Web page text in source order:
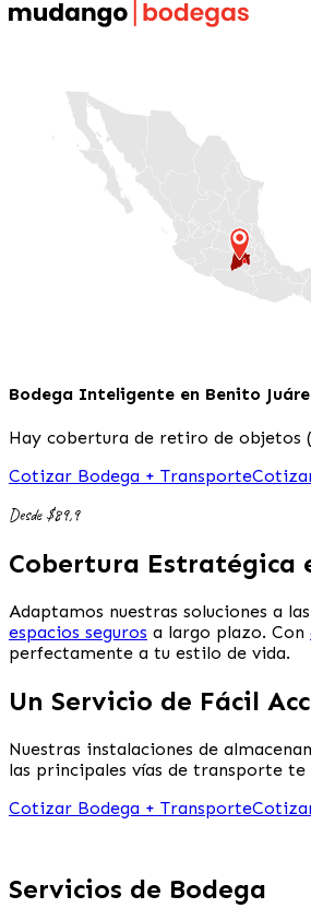
Bodega Inteligente en Benito
Hay cobertura de retiro de objetos
Cotizar Bodega + Transporte
Desde $89,9
Cobertura Estratégica
Adaptamos nuestras soluciones a
espacios seguros a largo plazo. Con
perfectamente a tu estilo de vida.
Un Servicio de Fácil
Nuestras instalaciones de
las principales vías de transporte
Cotizar Bodega + Transporte
Servicios de Bodega